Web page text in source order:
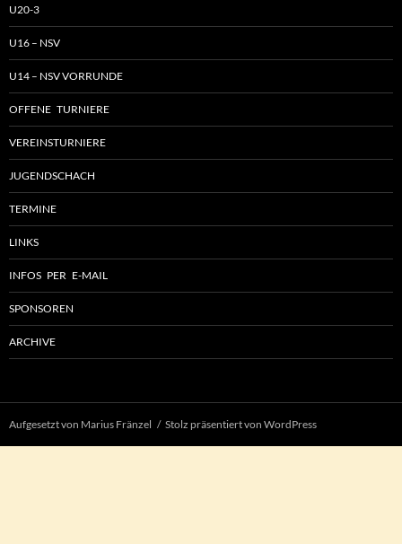
U20-3
U16 – NSV
U14 – NSV VORRUNDE
OFFENE TURNIERE
VEREINSTURNIERE
JUGENDSCHACH
TERMINE
LINKS
INFOS PER E-MAIL
SPONSOREN
ARCHIVE
Aufgesetzt von Marius Fränzel Stolz präsentiert von WordPress